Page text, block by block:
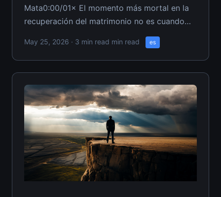
Mata0:00/01× El momento más mortal en la
recuperación del matrimonio no es cuando
están peleando—es cuando crees que has
ganado. El éxito engendra la complacencia
que destruye todo lo que has reconstruido, y
la mayoría de los esposos cristianos nunca
May 25, 2026 · 3 min read min read es